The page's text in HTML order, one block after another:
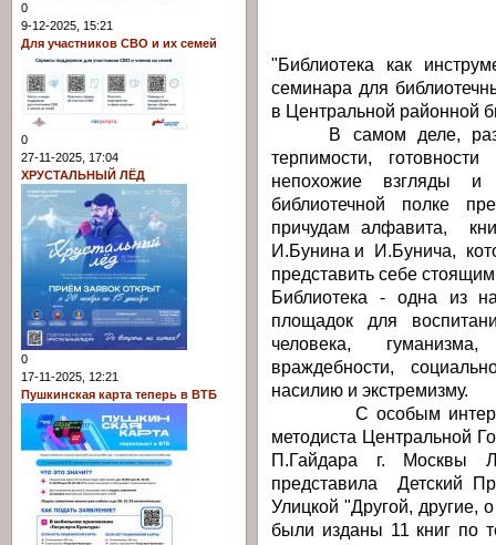
"Библиотека как
семинара для
в Центральной районной
В самом деле,
терпимости,
непохожие взгляды
библиотечной полке
причудам алфавита,
И.Бунина и И.Бунича,
представить себе
Библиотека - одна из
площадок для
человека,
враждебности,
насилию и экстремизму.
С особым интересом
методиста Центральной
П.Гайдара г. Москвы
представила Детский
Улицкой "Другой, другие,
были изданы 11 книг по
0
9-12-2025, 15:21
Для участников СВО и их семей
0
27-11-2025, 17:04
ХРУСТАЛЬНЫЙ ЛЁД
0
17-11-2025, 12:21
Пушкинская карта теперь в ВТБ